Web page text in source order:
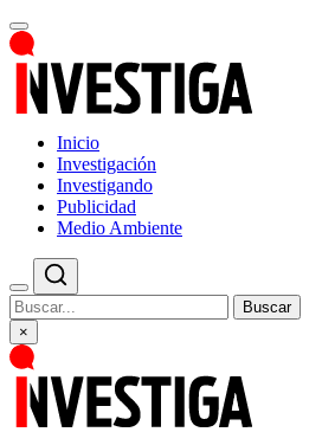
Inicio
Investigación
Investigando
Publicidad
Medio Ambiente
Buscar
×